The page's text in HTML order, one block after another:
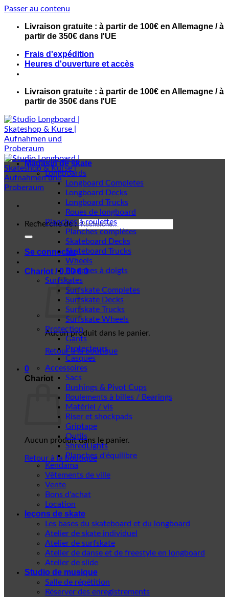
Passer au contenu
Livraison gratuite : à partir de 100€ en Allemagne / à
partir de 350€ dans l'UE
Frais d'expédition
Heures d'ouverture et accès
Livraison gratuite : à partir de 100€ en Allemagne / à
partir de 350€ dans l'UE
Recherche de :
Se connecter
Chariot /0,00€ 0
Aucun produit dans le panier.
Retour à la boutique
0
Chariot
Aucun produit dans le panier.
Retour à la boutique
Magasin de skate
Longboards
Longboard Completes
Longboard Decks
Longboard Trucks
Roues de longboard
Planches à roulettes
Planches complètes
Skateboard Decks
Skateboard Trucks
Wheels
Planches à doigts
Surfskates
Surfskate Completes
Surfskate Decks
Surfskate Trucks
Surfskate Wheels
Protection
Gants
Protecteurs
Casques
Accessoires
Sacs
Bushings & Pivot Cups
Roulements à billes / Bearings
Matériel / vis
Riser et shockpads
Griptape
Outils
ShredLights
Planches d'équilibre
Kendama
Vêtements de ville
Vente
Bons d'achat
Location
leçons de skate
Les bases du skateboard et du longboard
Atelier de skate individuel
Atelier de surfskate
Atelier de danse et de freestyle en longboard
Atelier de slide
Studio de musique
Salle de répétition
Réserver des enregistrements